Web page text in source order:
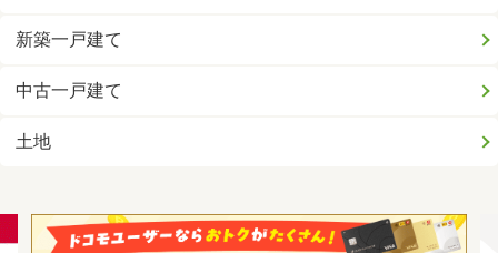
新築一戸建て
中古一戸建て
土地